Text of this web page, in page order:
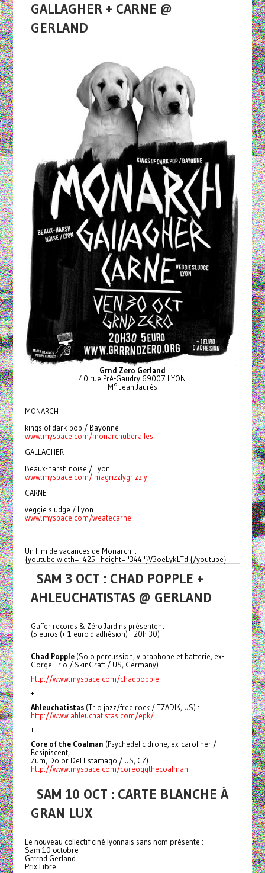
GALLAGHER + CARNE @
GERLAND
Grnd Zero Gerland
40 rue Pré-Gaudry 69007 LYON
M° Jean Jaurès
MONARCH
kings of dark-pop / Bayonne
www.myspace.com/monarchuberalles
GALLAGHER
Beaux-harsh noise / Lyon
www.myspace.com/imagrizzlygrizzly
CARNE
veggie sludge / Lyon
www.myspace.com/weatecarne
Un film de vacances de Monarch...
{youtube width="425" height="344"}V3oeLykLTdI{/youtube}
SAM 3 OCT : CHAD POPPLE +
AHLEUCHATISTAS @ GERLAND
Gaffer records & Zéro Jardins présentent
(5 euros (+ 1 euro d'adhésion) - 20h 30)
Chad Popple(Solo percussion, vibraphone et batterie, ex-
Gorge Trio / SkinGraft / US, Germany)
http://www.myspace.com/chadpopple
+
Ahleuchatistas(Trio jazz/free rock / TZADIK, US) :
http://www.ahleuchatistas.com/epk/
+
Core of the Coalman (Psychedelic drone, ex-caroliner /
Resipiscent,
Zum, Dolor Del Estamago / US, CZ) :
http://www.myspace.com/coreoggthecoalman
SAM 10 OCT : CARTE BLANCHE À
GRAN LUX
Le nouveau collectif ciné lyonnais sans nom présente :
Sam 10 octobre
Grrrnd Gerland
Prix Libre